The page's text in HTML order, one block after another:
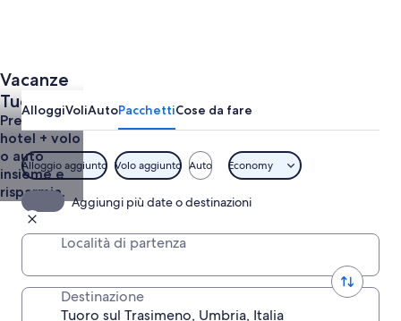
Vacanze
Tuoro sul
Trasimeno
Prenota
hotel + volo
o auto
insieme e
risparmia.
AlloggiVoliAutoPacchettiCose da fare
Alloggio aggiunto Volo aggiunto Auto Economy
Aggiungi più date o destinazioni
Località di partenza
Destinazione